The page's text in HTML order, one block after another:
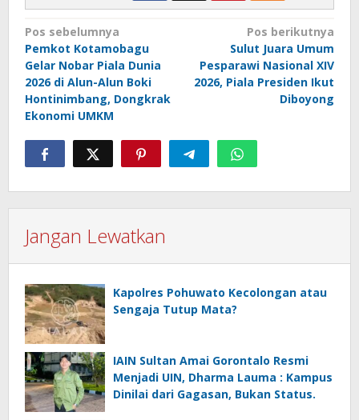
Navigasi
pos
Pos sebelumnya
Pemkot Kotamobagu
Gelar Nobar Piala Dunia
2026 di Alun-Alun Boki
Hontinimbang, Dongkrak
Ekonomi UMKM
Pos berikutnya
Sulut Juara Umum
Pesparawi Nasional XIV
2026, Piala Presiden Ikut
Diboyong
Jangan Lewatkan
Kapolres Pohuwato Kecolongan atau
Sengaja Tutup Mata?
IAIN Sultan Amai Gorontalo Resmi
Menjadi UIN, Dharma Lauma : Kampus
Dinilai dari Gagasan, Bukan Status.